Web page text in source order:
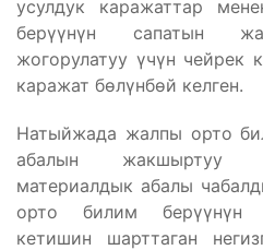
усулдук каражаттар
берүүнүн сапатын
жогорулатуу үчүн
каражат бөлүнбөй келген.
Натыйжада жалпы орто
абалын жакшыртуу
материалдык абалы
орто билим берүүнүн
кетишин шарттаган